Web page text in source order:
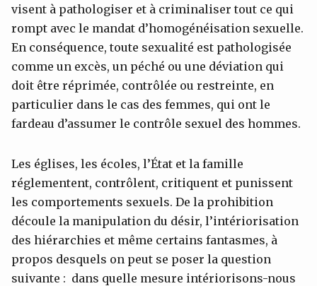
visent à pathologiser et à criminaliser tout ce qui
rompt avec le mandat d’homogénéisation sexuelle.
En conséquence, toute sexualité est pathologisée
comme un excès, un péché ou une déviation qui
doit être réprimée, contrôlée ou restreinte, en
particulier dans le cas des femmes, qui ont le
fardeau d’assumer le contrôle sexuel des hommes.
Les églises, les écoles, l’État et la famille
réglementent, contrôlent, critiquent et punissent
les comportements sexuels. De la prohibition
découle la manipulation du désir, l’intériorisation
des hiérarchies et même certains fantasmes, à
propos desquels on peut se poser la question
suivante : dans quelle mesure intériorisons-nous